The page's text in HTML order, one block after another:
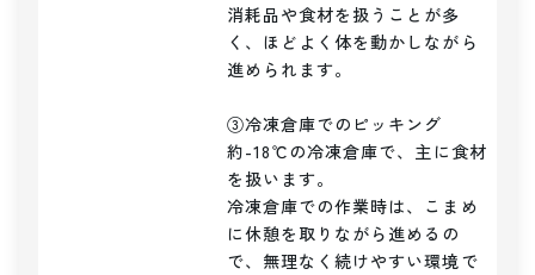
消耗品や食材を扱うことが多
く、ほどよく体を動かしながら
進められます。
③冷凍倉庫でのピッキング
約-18℃の冷凍倉庫で、主に食材
を扱います。
冷凍倉庫での作業時は、こまめ
に休憩を取りながら進めるの
で、無理なく続けやすい環境で